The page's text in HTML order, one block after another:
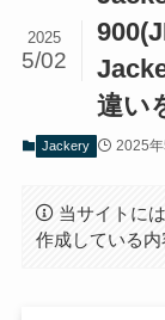
違い
2025
5/02
Jackery 2025年
当サイトに
作成している内